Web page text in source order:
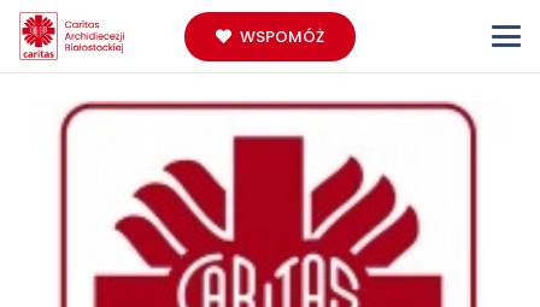
WSPOMÓŻ